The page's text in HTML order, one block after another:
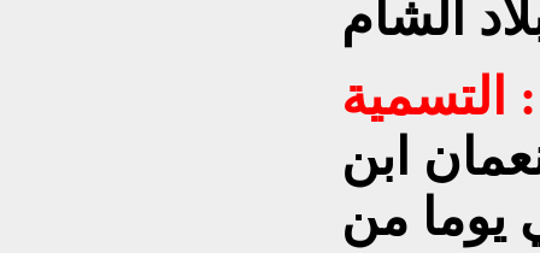
التسمية :
ابن
يوما من